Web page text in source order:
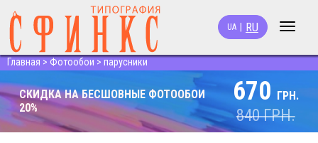
Toggle
UA RU
Главная > Фотообои > парусники
СКИДКА НА БЕСШОВНЫЕ ФОТООБОИ
20%
670 ГРН.
840ГРН.